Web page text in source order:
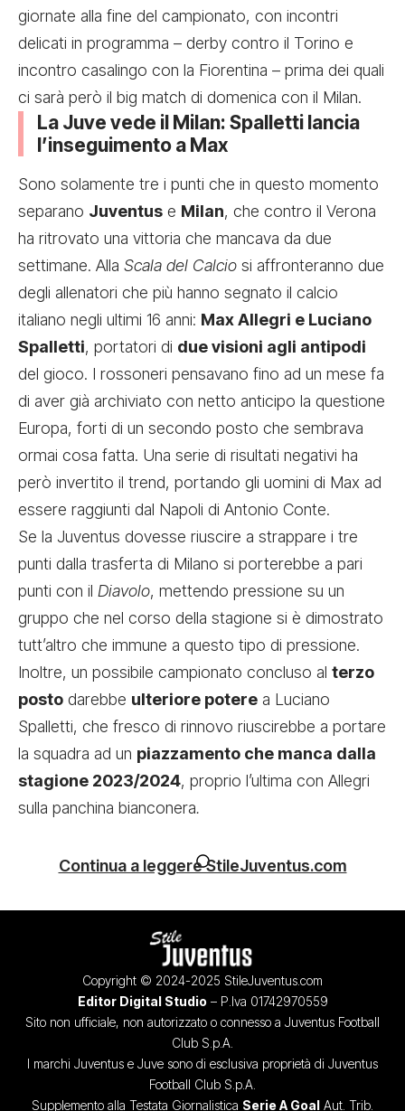
giornate alla fine del campionato, con incontri
delicati in programma – derby contro il Torino e
incontro casalingo con la Fiorentina – prima dei quali
ci sarà però il big match di domenica con il Milan.
La Juve vede il Milan: Spalletti lancia
l’inseguimento a Max
Sono solamente tre i punti che in questo momento
separano Juventus e Milan, che contro il Verona
ha ritrovato una vittoria che mancava da due
settimane. Alla Scala del Calcio si affronteranno due
degli allenatori che più hanno segnato il calcio
italiano negli ultimi 16 anni: Max Allegri e Luciano
Spalletti, portatori di due visioni agli antipodi
del gioco. I rossoneri pensavano fino ad un mese fa
di aver già archiviato con netto anticipo la questione
Europa, forti di un secondo posto che sembrava
ormai cosa fatta. Una serie di risultati negativi ha
però invertito il trend, portando gli uomini di Max ad
essere raggiunti dal Napoli di Antonio Conte.
Se la Juventus dovesse riuscire a strappare i tre
punti dalla trasferta di Milano si porterebbe a pari
punti con il Diavolo, mettendo pressione su un
gruppo che nel corso della stagione si è dimostrato
tutt’altro che immune a questo tipo di pressione.
Inoltre, un possibile campionato concluso al terzo
posto darebbe ulteriore potere a Luciano
Spalletti, che fresco di rinnovo riuscirebbe a portare
la squadra ad un piazzamento che manca dalla
stagione 2023/2024, proprio l’ultima con Allegri
sulla panchina bianconera.
Continua a leggere StileJuventus.com
Copyright © 2024-2025 StileJuventus.com
Editor Digital Studio – P.Iva 01742970559
Sito non ufficiale, non autorizzato o connesso a Juventus Football
Club S.p.A.
I marchi Juventus e Juve sono di esclusiva proprietà di Juventus
Football Club S.p.A.
Supplemento alla Testata Giornalistica Serie A Goal Aut. Trib.